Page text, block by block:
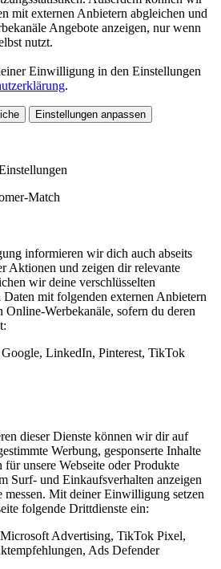
mit externen Anbietern abgleichen und
Angebote anzeigen, nur wenn
nutzt.
Einwilligung in den Einstellungen
.
Einstellungen anpassen
Match
informieren wir dich auch abseits
Aktionen und zeigen dir relevante
wir deine verschlüsselten
Daten mit folgenden externen Anbietern
Online-Werbekanäle, sofern du deren
LinkedIn, Pinterest, TikTok
dieser Dienste können wir dir auf
Werbung, gesponserte Inhalte
für unsere Webseite oder Produkte
Surf- und Einkaufsverhalten anzeigen
messen. Mit deiner Einwilligung setzen
folgende Drittdienste ein:
Advertising, TikTok Pixel,
Ads Defender